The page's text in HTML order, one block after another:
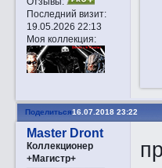
Последний визит:
19.05.2026 22:13
Моя коллекция:
Поделиться16.07.2018 23:22
Master Dront
Коллекционер
+Магистр+